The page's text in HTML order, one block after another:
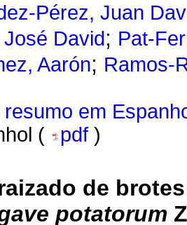
Pérez, Juan
David ; Pat-
Aarón; Ramos-
resumo em
(
pdf )
de
potatorum